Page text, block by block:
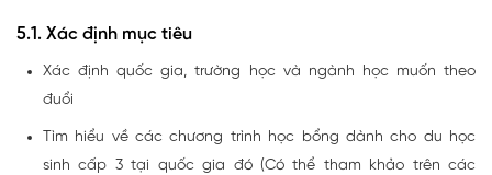
5.1. Xác định mục tiêu
Xác định quốc gia, trường học và ngành học muốn theo
đuổi
Tìm hiểu về các chương trình học bổng dành cho du học
sinh cấp 3 tại quốc gia đó (Có thể tham khảo trên các